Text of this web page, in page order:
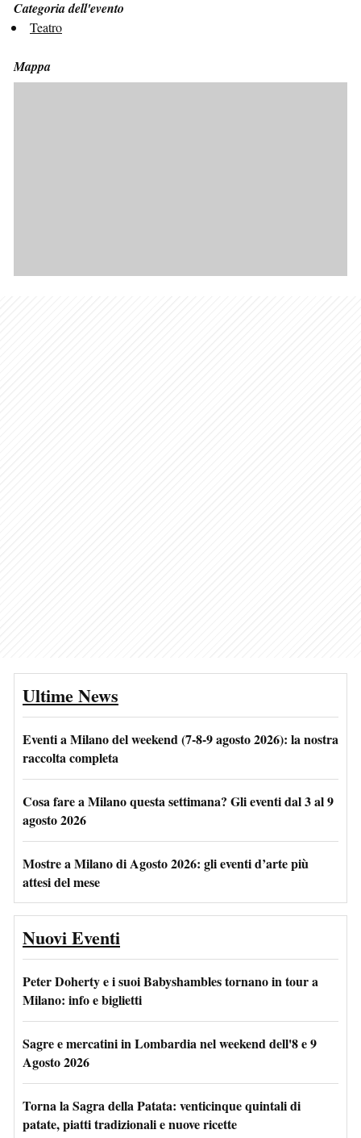
Categoria dell'evento
Teatro
Mappa
Ultime News
Eventi a Milano del weekend (7-8-9 agosto 2026): la nostra
raccolta completa
Cosa fare a Milano questa settimana? Gli eventi dal 3 al 9
agosto 2026
Mostre a Milano di Agosto 2026: gli eventi d’arte più
attesi del mese
Nuovi Eventi
Peter Doherty e i suoi Babyshambles tornano in tour a
Milano: info e biglietti
Sagre e mercatini in Lombardia nel weekend dell'8 e 9
Agosto 2026
Torna la Sagra della Patata: venticinque quintali di
patate, piatti tradizionali e nuove ricette